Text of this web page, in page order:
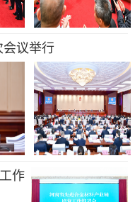
会议举行
作